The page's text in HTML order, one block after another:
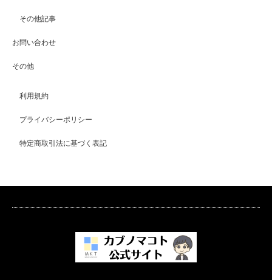
その他記事
お問い合わせ
その他
利用規約
プライバシーポリシー
特定商取引法に基づく表記